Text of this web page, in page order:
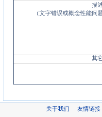
描
（文字错误或概念性能问
其
关于我们 - 友情链接